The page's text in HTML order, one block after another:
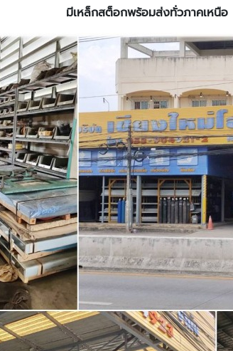
มีเหล็กสต็อกพร้อมส่งทั่วภาคเหนือ